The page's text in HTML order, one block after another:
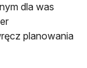
dla was
planowania